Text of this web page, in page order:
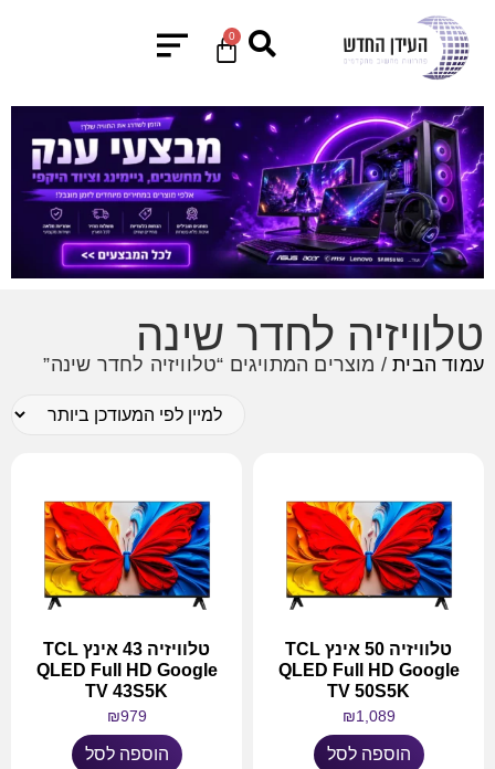
0
טלוויזיה לחדר שינה
עמוד הבית/ מוצרים המתויגים “טלוויזיה לחדר שינה”
טלוויזיה 50 אינץ TCL
QLED Full HD Google
TV 50S5K
₪1,089
הוספה לסל
טלוויזיה 43 אינץ TCL
QLED Full HD Google
TV 43S5K
₪979
הוספה לסל